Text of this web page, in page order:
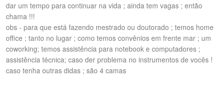
dar um tempo para continuar na vida ; ainda tem vagas ; então
chama !!!
obs - para que está fazendo mestrado ou doutorado ; temos home
office ; tanto no lugar ; como temos convênios em frente mar ; um
coworking; temos assistência para notebook e computadores ;
assistência técnica; caso der problema no instrumentos de vocês !
caso tenha outras didas ; são 4 camas